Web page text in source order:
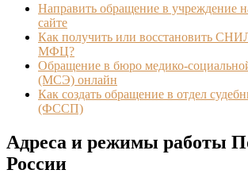
Направить обращение в учреждение
сайте
Как получить или восстановить
МФЦ?
Обращение в бюро медико-
(МСЭ) онлайн
Как создать обращение в отдел
(ФССП)
Адреса и режимы работы
России